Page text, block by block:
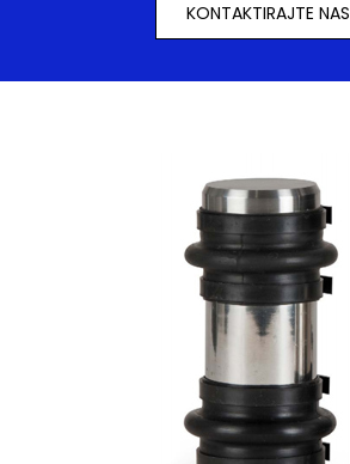
KONTAKTIRAJTE NAS